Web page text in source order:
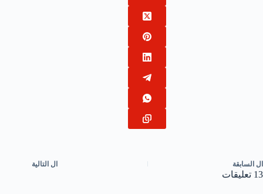
ال السابقة ال التالية
13 تعليقات